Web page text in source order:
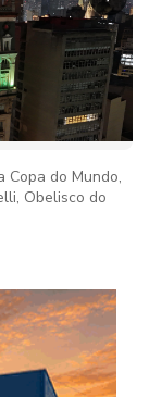
Copa do Mundo,
Obelisco do